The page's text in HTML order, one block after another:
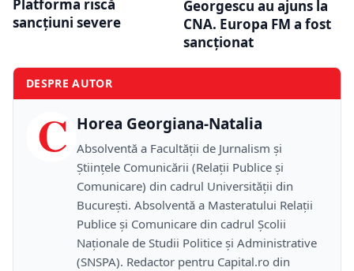
Platforma riscă
sancțiuni severe
Georgescu au ajuns la
CNA. Europa FM a fost
sancționat
DESPRE AUTOR
C Horea Georgiana-Natalia
Absolventă a Facultății de Jurnalism și
Științele Comunicării (Relații Publice și
Comunicare) din cadrul Universității din
București. Absolventă a Masteratului Relații
Publice și Comunicare din cadrul Școlii
Naţionale de Studii Politice și Administrative
(SNSPA). Redactor pentru Capital.ro din